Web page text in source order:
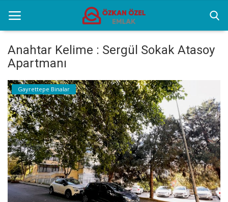
Anasayfa
Sektörel Bilgiler
Gayrettepe Binalar
Galeri
İletişim
Türkçe
Anahtar Kelime : Sergül Sokak Atasoy
Apartmanı
Gayrettepe Binalar